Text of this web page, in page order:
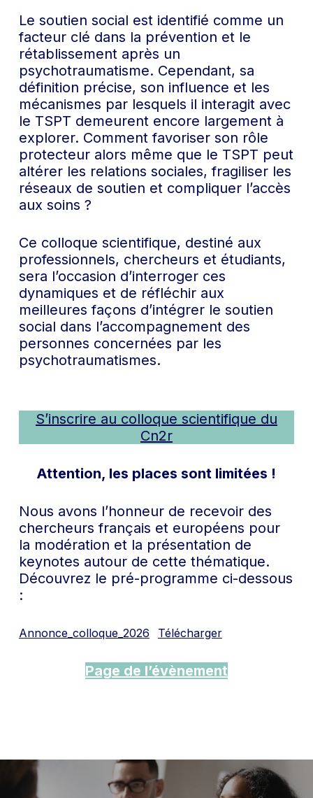
Le soutien social est identifié comme un
facteur clé dans la prévention et le
rétablissement après un
psychotraumatisme. Cependant, sa
définition précise, son influence et les
mécanismes par lesquels il interagit avec
le TSPT demeurent encore largement à
explorer. Comment favoriser son rôle
protecteur alors même que le TSPT peut
altérer les relations sociales, fragiliser les
réseaux de soutien et compliquer l’accès
aux soins ?
Ce colloque scientifique, destiné aux
professionnels, chercheurs et étudiants,
sera l’occasion d’interroger ces
dynamiques et de réfléchir aux
meilleures façons d’intégrer le soutien
social dans l’accompagnement des
personnes concernées par les
psychotraumatismes.
S’inscrire au colloque scientifique du
Cn2r
Attention, les places sont limitées !
Nous avons l’honneur de recevoir des
chercheurs français et européens pour
la modération et la présentation de
keynotes autour de cette thématique.
Découvrez le pré-programme ci-dessous
:
Annonce_colloque_2026 Télécharger
Page de l’évènement